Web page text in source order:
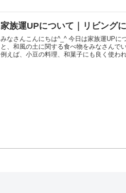
家族運UPについて｜リビング
みなさんこんにちは^_^ 今日は家族運UPに
と、和風の土に関する食べ物をみなさんで
例えば、小豆の料理、和菓子にも良く使わ